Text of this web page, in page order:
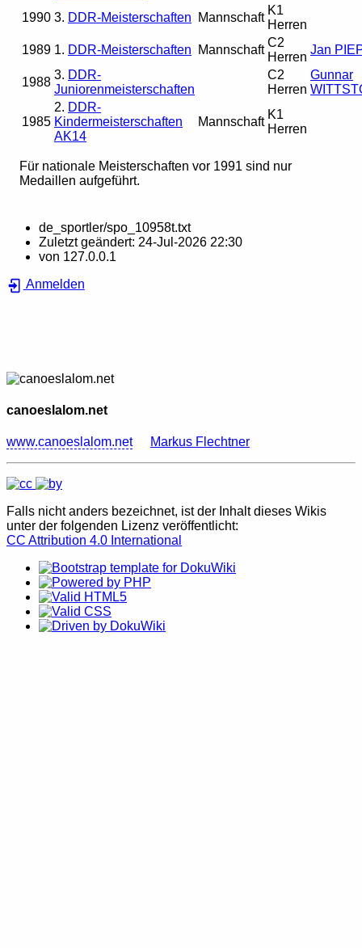
1990 3. DDR-Meisterschaften Mannschaft
K1
Herren
1989 1. DDR-Meisterschaften Mannschaft
C2
Herren
Jan
1988
3. DDR-
Juniorenmeisterschaften
C2
Herren
Gunnar
1985
2. DDR-
Kindermeisterschaften
AK14
Mannschaft
K1
Herren
Für nationale Meisterschaften vor 1991 sind nur
Medaillen aufgeführt.
de_sportler/spo_10958t.txt
Zuletzt geändert: 24-Jul-2026 22:30
von 127.0.0.1
Anmelden
canoeslalom.net
www.canoeslalom.net Markus Flechtner
Falls nicht anders bezeichnet, ist der Inhalt dieses Wikis
unter der folgenden Lizenz veröffentlicht:
CC Attribution 4.0 International